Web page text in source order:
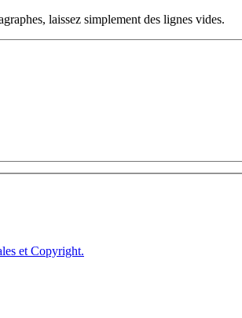
laissez simplement des lignes vides.
et Copyright.